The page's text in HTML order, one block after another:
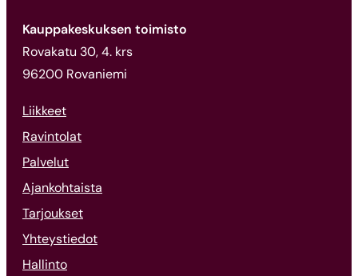
Kauppakeskuksen toimisto
Rovakatu 30, 4. krs
96200 Rovaniemi
Liikkeet
Ravintolat
Palvelut
Ajankohtaista
Tarjoukset
Yhteystiedot
Hallinto